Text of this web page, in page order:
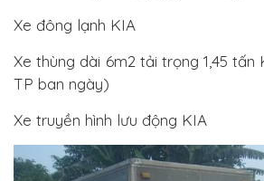
Xe đông lạnh KIA
Xe thùng dài 6m2 tải trọng 1,45 tấn
TP ban ngày)
Xe truyền hình lưu động KIA